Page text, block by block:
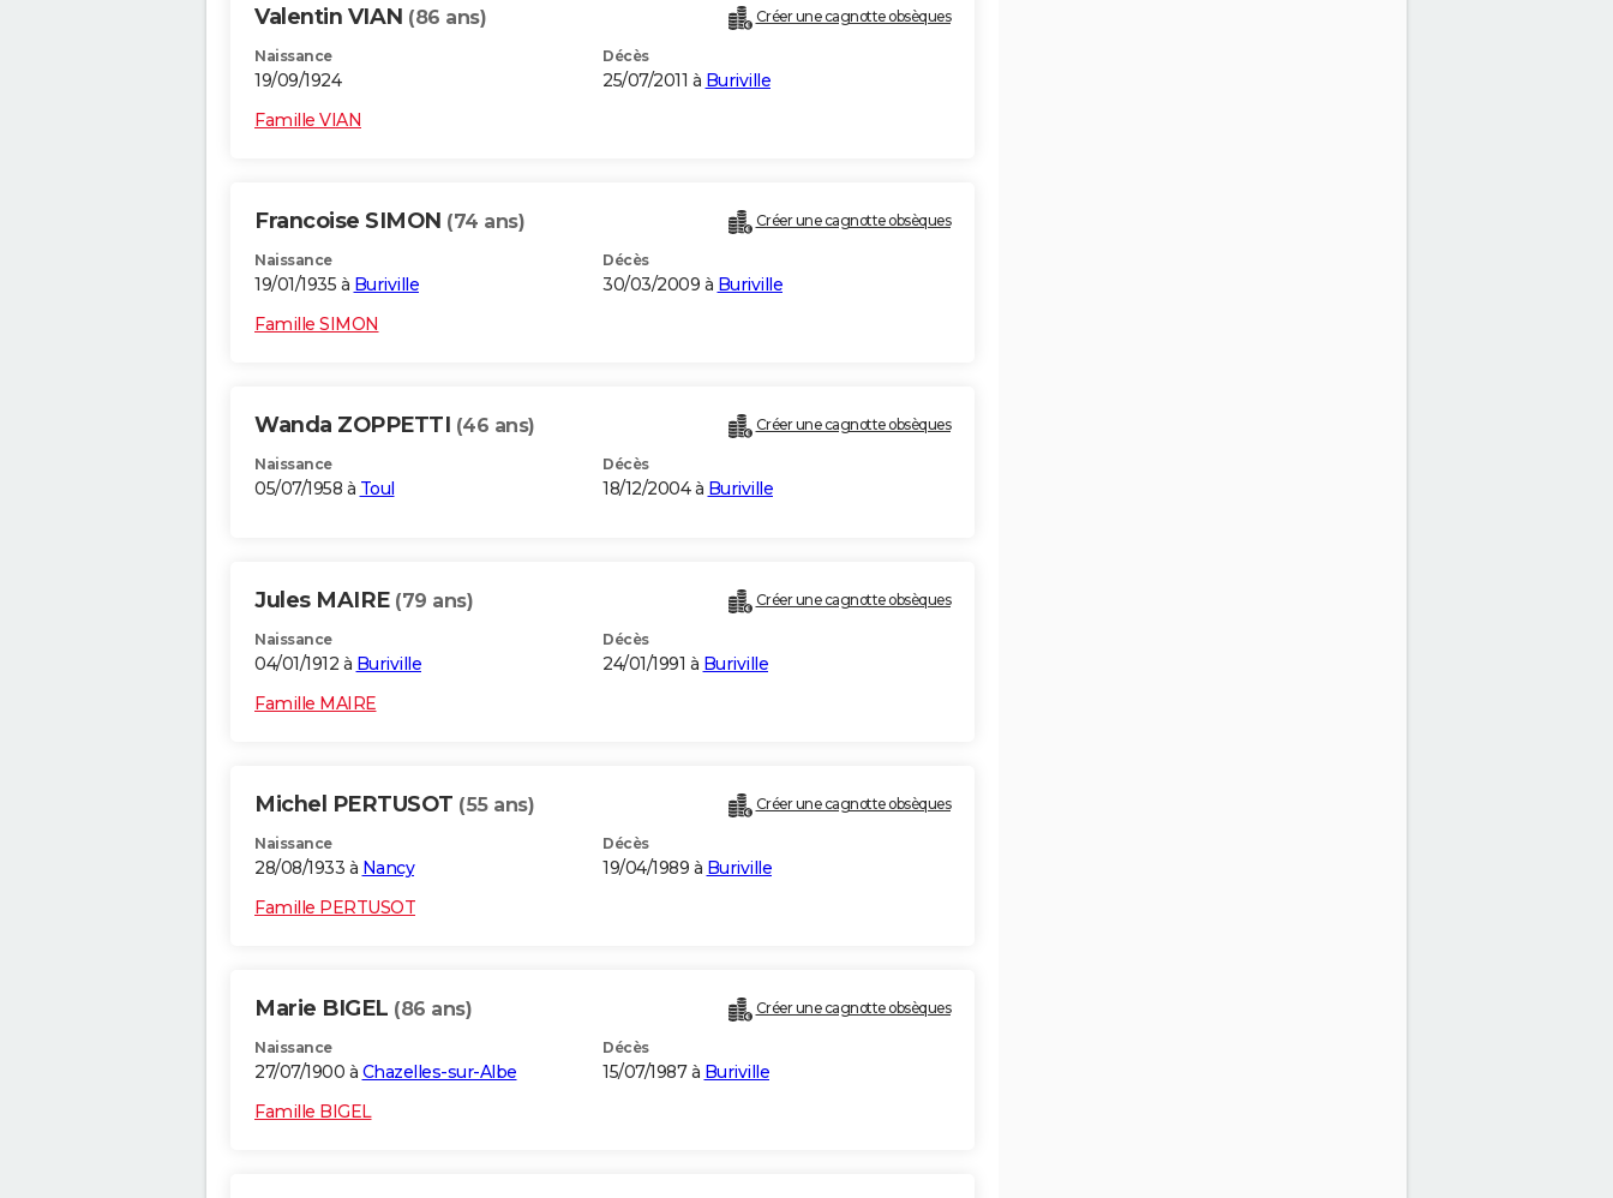
Valentin VIAN (86 ans) Créer une cagnotte obsèques
Naissance
19/09/1924
Décès
25/07/2011 à Buriville
Famille VIAN
Francoise SIMON (74 ans) Créer une cagnotte obsèques
Naissance
19/01/1935 à Buriville
Décès
30/03/2009 à Buriville
Famille SIMON
Wanda ZOPPETTI (46 ans) Créer une cagnotte obsèques
Naissance
05/07/1958 à Toul
Décès
18/12/2004 à Buriville
Jules MAIRE (79 ans) Créer une cagnotte obsèques
Naissance
04/01/1912 à Buriville
Décès
24/01/1991 à Buriville
Famille MAIRE
Michel PERTUSOT (55 ans) Créer une cagnotte obsèques
Naissance
28/08/1933 à Nancy
Décès
19/04/1989 à Buriville
Famille PERTUSOT
Marie BIGEL (86 ans) Créer une cagnotte obsèques
Naissance
27/07/1900 à Chazelles-sur-Albe
Décès
15/07/1987 à Buriville
Famille BIGEL